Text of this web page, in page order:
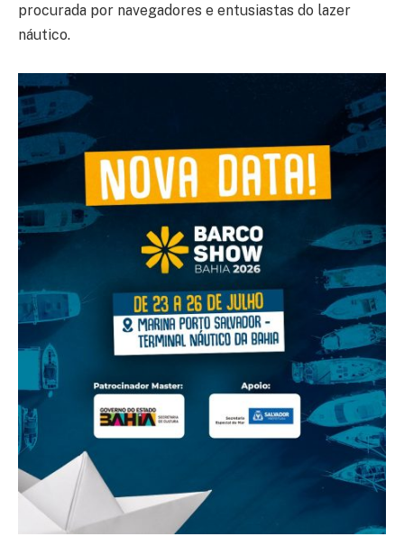
procurada por navegadores e entusiastas do lazer
náutico.